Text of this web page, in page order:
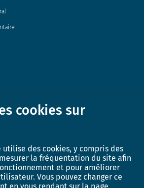
cookies sur
utilise des cookies, y compris des
la fréquentation du site afin
et pour améliorer
Vous pouvez changer ce